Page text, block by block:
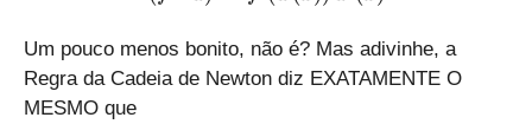
e
f
t
r
i
Um pouco menos bonito, não é? Mas adivinhe, a
Regra da Cadeia de Newton diz EXATAMENTE O
MESMO que